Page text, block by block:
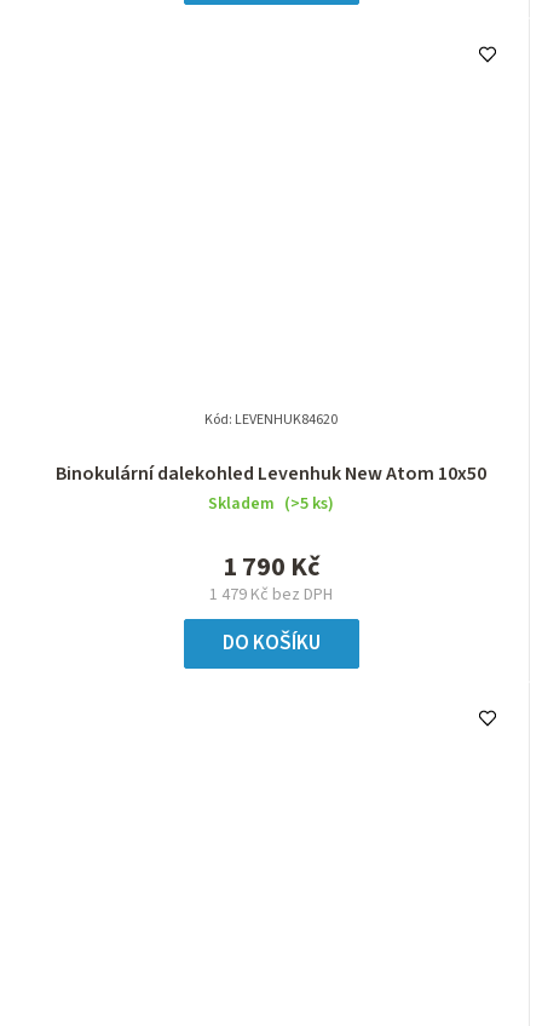
Binokulární dalekohled Levenhuk New Atom 10x50
Skladem (>5 ks)
1 479 Kč bez DPH
1 790 Kč
DO KOŠÍKU
Kód: LEVENHUK84620